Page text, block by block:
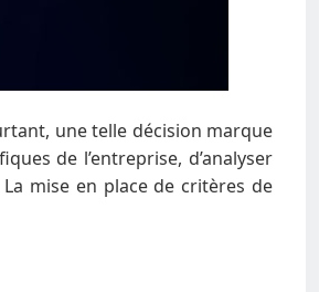
une telle décision marque
de l’entreprise, d’analyser
mise en place de critères de